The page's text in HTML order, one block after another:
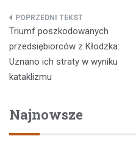
Nawigacja
wpisu
Triumf poszkodowanych
przedsiębiorców z Kłodzka:
Uznano ich straty w wyniku
kataklizmu
Najnowsze